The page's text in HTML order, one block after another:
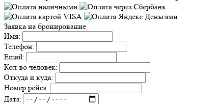
Заявка на бронирование
Имя:
Телефон:
Email:
Кол-во человек:
Откуда и куда:
Номер рейса:
Дата: